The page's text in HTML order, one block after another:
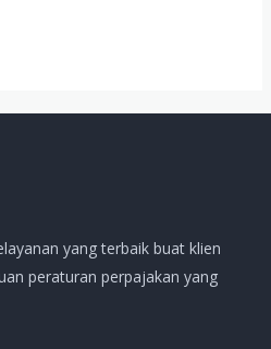
yang terbaik buat klien
peraturan perpajakan yang